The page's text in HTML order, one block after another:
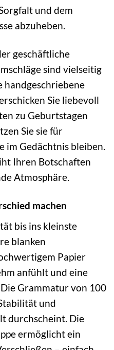
und dem
abzuheben.
geschäftliche
sind vielseitig
handgeschriebene
Sie liebevoll
zu Geburtstagen
Sie sie für
im Gedächtnis bleiben.
Ihren Botschaften
Atmosphäre.
machen
bis ins kleinste
blanken
Papier
anfühlt und eine
Grammatur von 100
und
durchscheint. Die
ermöglicht ein